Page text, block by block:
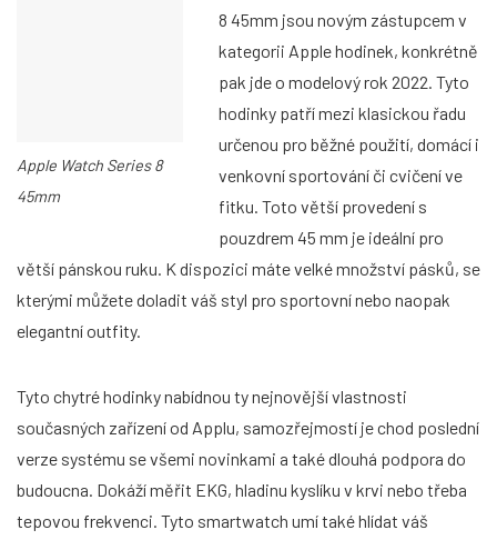
Apple Watch Series 8
45mm
8 45mm jsou novým zástupcem v
kategorii Apple hodinek, konkrétně
pak jde o modelový rok 2022. Tyto
hodinky patří mezi klasickou řadu
určenou pro běžné použití, domácí i
venkovní sportování či cvičení ve
fitku. Toto větší provedení s
pouzdrem 45 mm je ideální pro
větší pánskou ruku. K dispozici máte velké množství pásků, se
kterými můžete doladit váš styl pro sportovní nebo naopak
elegantní outfity.
Tyto chytré hodinky nabídnou ty nejnovější vlastnosti
současných zařízení od Applu, samozřejmostí je chod poslední
verze systému se všemi novinkami a také dlouhá podpora do
budoucna. Dokáží měřit EKG, hladinu kyslíku v krvi nebo třeba
tepovou frekvenci. Tyto smartwatch umí také hlídat váš